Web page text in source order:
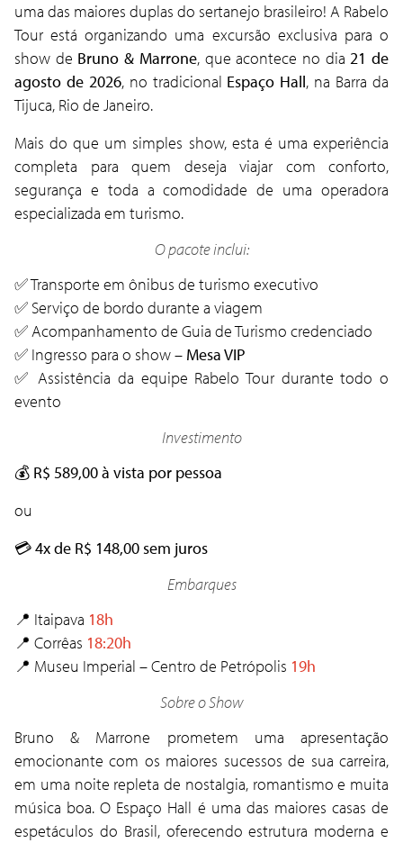
uma das maiores duplas do sertanejo brasileiro! A Rabelo
Tour está organizando uma excursão exclusiva para o
show de Bruno & Marrone, que acontece no dia21 de
agosto de 2026, no tradicional Espaço Hall, na Barra da
Tijuca, Rio de Janeiro.
Mais do que um simples show, esta é uma experiência
completa para quem deseja viajar com conforto,
segurança e toda a comodidade de uma operadora
especializada em turismo.
O pacote inclui:
✅ Transporte em ônibus de turismo executivo
✅ Serviço de bordo durante a viagem
✅ Acompanhamento de Guia de Turismo credenciado
✅ Ingresso para o show – Mesa VIP
✅ Assistência da equipe Rabelo Tour durante todo o
evento
Investimento
💰 R$ 589,00 à vista por pessoa
ou
💳4x de R$ 148,00 sem juros
Embarques
📍 Itaipava 18h
📍 Corrêas 18:20h
📍 Museu Imperial – Centro de Petrópolis 19h
Sobre o Show
Bruno & Marrone prometem uma apresentação
emocionante com os maiores sucessos de sua carreira,
em uma noite repleta de nostalgia, romantismo e muita
música boa. O Espaço Hall é uma das maiores casas de
espetáculos do Brasil, oferecendo estrutura moderna e